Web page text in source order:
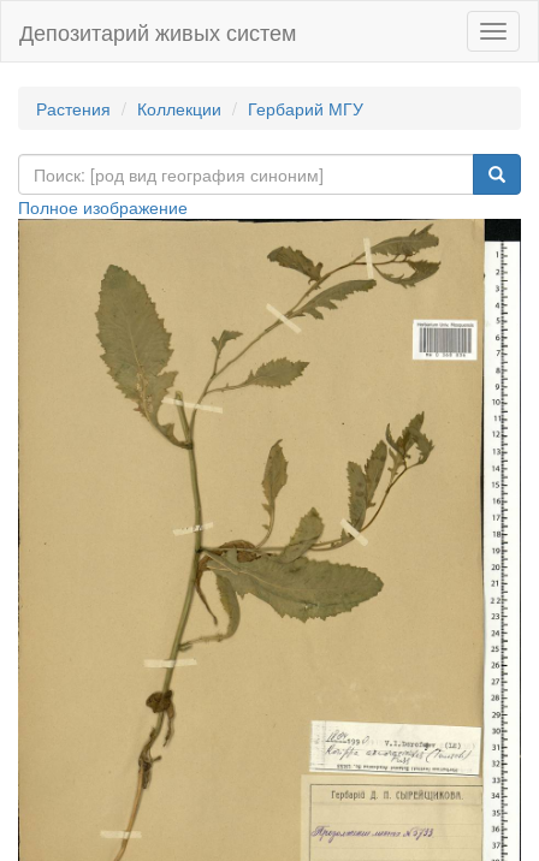
Депозитарий живых систем
Растения Коллекции Гербарий МГУ
Полное изображение